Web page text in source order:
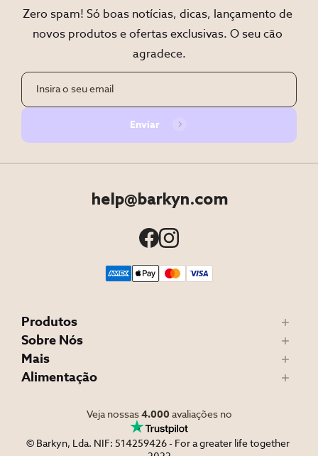
Zero spam! Só boas notícias, dicas, lançamento de
novos produtos e ofertas exclusivas. O seu cão
agradece.
Enviar
help@barkyn.com
Produtos
Sobre Nós
Mais
Alimentação
Veja nossas 4.000 avaliações no
© Barkyn, Lda. NIF: 514259426 - For a greater life together